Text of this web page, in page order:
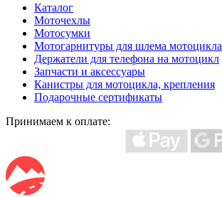
Каталог
Моточехлы
Мотосумки
Мотогарнитуры для шлема мотоцикла
Держатели для телефона на мотоцикл
Запчасти и аксессуары
Канистры для мотоцикла, крепления
Подарочные сертификаты
Принимаем к оплате: